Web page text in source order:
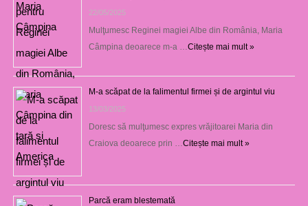
22/05/2025
Mulţumesc Reginei magiei Albe din România, Maria
Câmpina deoarece m-a … Citește mai mult »
M-a scăpat de la falimentul firmei și de argintul viu
13/03/2025
Doresc să mulţumesc expres vrăjitoarei Maria din
Craiova deoarece prin … Citește mai mult »
Parcă eram blestemată